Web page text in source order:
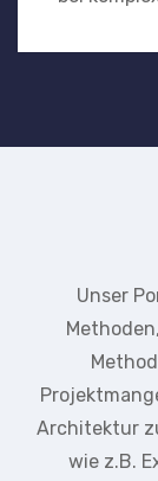
Unser
Architektur
wie z.B.